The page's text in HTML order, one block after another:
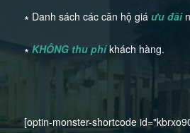
∗ Danh sách các căn hộ giá ưu đãi
∗ KHÔNG thu phíkhách hàng.
[optin-monster-shortcode